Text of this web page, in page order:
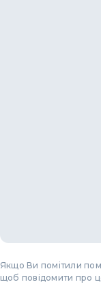
Якщо Ви помітили
щоб повідомити про